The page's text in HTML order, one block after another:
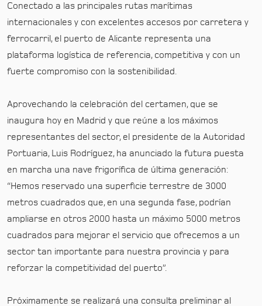
Conectado a las principales rutas marítimas
internacionales y con excelentes accesos por carretera y
ferrocarril, el puerto de Alicante representa una
plataforma logística de referencia, competitiva y con un
fuerte compromiso con la sostenibilidad.
Aprovechando la celebración del certamen, que se
inaugura hoy en Madrid y que reúne a los máximos
representantes del sector, el presidente de la Autoridad
Portuaria, Luis Rodríguez, ha anunciado la futura puesta
en marcha una nave frigorífica de última generación:
“Hemos reservado una superficie terrestre de 3000
metros cuadrados que, en una segunda fase, podrían
ampliarse en otros 2000 hasta un máximo 5000 metros
cuadrados para mejorar el servicio que ofrecemos a un
sector tan importante para nuestra provincia y para
reforzar la competitividad del puerto”.
Próximamente se realizará una consulta preliminar al